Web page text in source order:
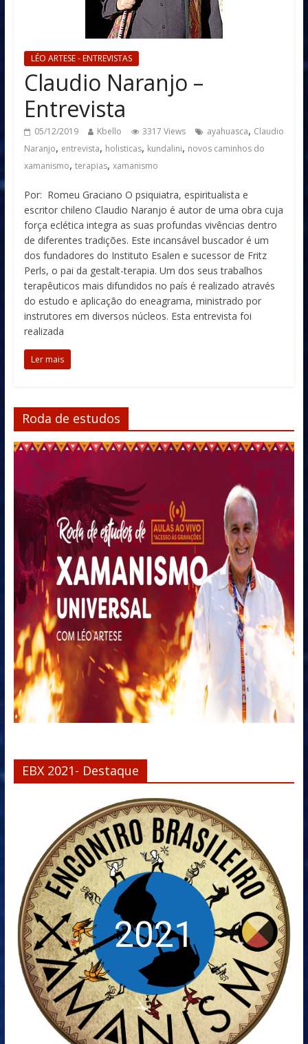
LÉO ARTESE - ENTREVISTAS
Claudio Naranjo –
Entrevista
05/12/2019 Kbello 3317 Views ayahuasca, Claudio
Naranjo, entrevista, holisticas, kundalini, novos caminhos do
xamanismo, terapias, xamanismo
Por: Romeu Graciano O psiquiatra, espiritualista e
escritor chileno Claudio Naranjo é autor de uma obra cuja
força eclética integra as suas profundas vivências dentro
de diferentes tradições. Este incansável buscador é um
dos fundadores do Instituto Esalen e sucessor de Fritz
Perls, o pai da gestalt-terapia. Um dos seus trabalhos
terapêuticos mais difundidos no país é realizado através
do estudo e aplicação do eneagrama, ministrado por
instrutores em diversos núcleos. Esta entrevista foi
realizada
Ler mais
Roda de estudos
EBX 2021- Destaque
2021